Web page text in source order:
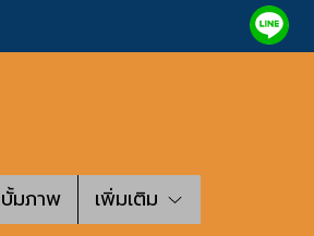
มภาพ เพิ่มเติม